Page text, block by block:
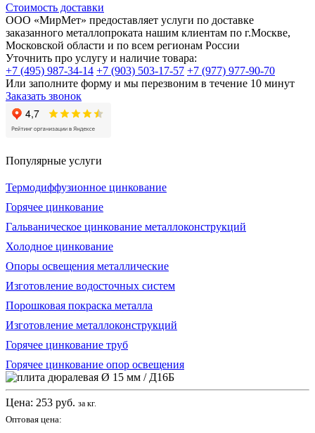
Стоимость доставки
ООО «МирМет» предоставляет услуги по доставке
заказанного металлопроката нашим клиентам по г.Москве,
Московской области и по всем регионам России
Уточнить про услугу и наличие товара:
+7 (495) 987-34-14 +7 (903) 503-17-57 +7 (977) 977-90-70
Или заполните форму и мы перезвоним в течение 10 минут
Заказать звонок
Популярные услуги
Термодиффузионное цинкование
Горячее цинкование
Гальваническое цинкование металлоконструкций
Холодное цинкование
Опоры освещения металлические
Изготовление водосточных систем
Порошковая покраска металла
Изготовление металлоконструкций
Горячее цинкование труб
Горячее цинкование опор освещения
Цена: 253 руб. за кг.
Оптовая цена: